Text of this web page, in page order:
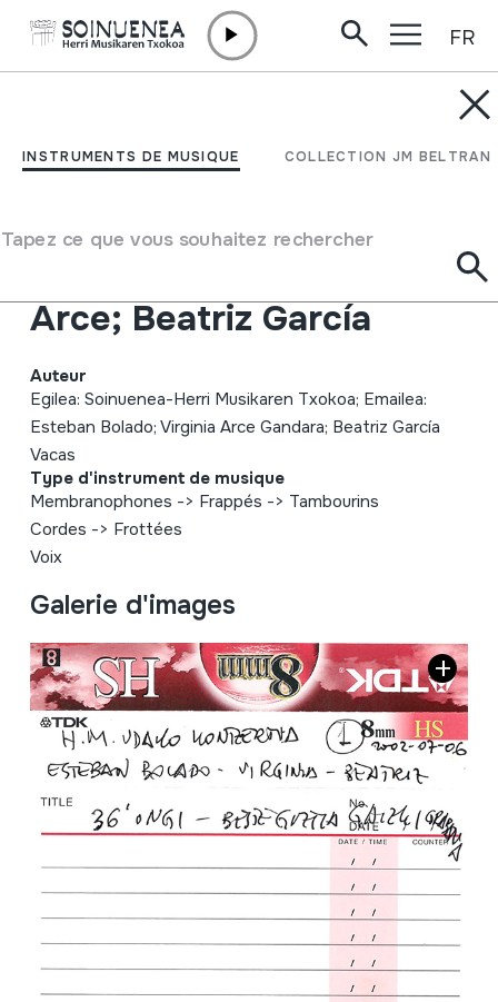
INSTRUMENTS DE MUSIQUE COLLECTION JM BELTRAN
Tapez ce que vous souhaitez rechercher
FR
HM Udako kontzertua;
Herri Musikaren Txokoa;
Arce; Beatriz García
Auteur
Egilea: Soinuenea-Herri Musikaren Txokoa; Emailea:
Esteban Bolado; Virginia Arce Gandara; Beatriz García
Vacas
Type d'instrument de musique
Membranophones -> Frappés -> Tambourins
Cordes -> Frottées
Voix
Galerie d'images